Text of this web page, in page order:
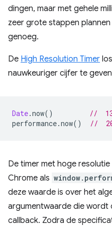
dingen, maar met gehele
zeer grote stappen
genoeg.
De High Resolution Timer
nauwkeuriger cijfer te
Date.now()
//
performance.now() //
De timer met hoge
Chrome als
deze waarde is over het
argumentwaarde die wordt
callback. Zodra de